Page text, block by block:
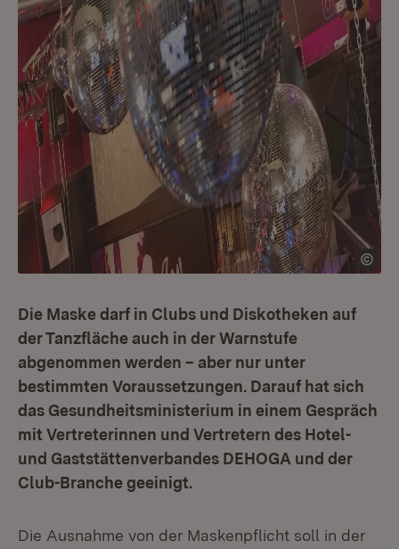
Die Maske darf in Clubs und Diskotheken auf
der Tanzfläche auch in der Warnstufe
abgenommen werden – aber nur unter
bestimmten Voraussetzungen. Darauf hat sich
das Gesundheitsministerium in einem Gespräch
mit Vertreterinnen und Vertretern des Hotel-
und Gaststättenverbandes DEHOGA und der
Club-Branche geeinigt.
Die Ausnahme von der Maskenpflicht soll in der